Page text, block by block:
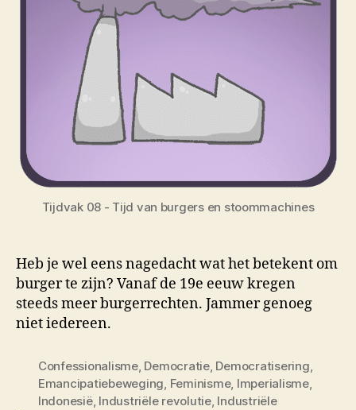
Tijdvak 08 - Tijd van burgers en stoommachines
Heb je wel eens nagedacht wat het betekent om
burger te zijn? Vanaf de 19e eeuw kregen
steeds meer burgerrechten. Jammer genoeg
niet iedereen.
Confessionalisme, Democratie, Democratisering,
Emancipatiebeweging, Feminisme, Imperialisme,
Indonesië, Industriële revolutie, Industriële